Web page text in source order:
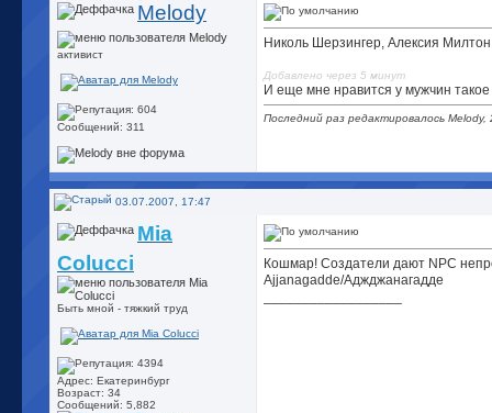
Melody
активист
Сообщений: 311
Николь Шерзингер, Алексия
Добавлено через 5 минут
И еще мне нравится у мужчин
Последний раз редактировалось
03.07.2007, 17:47
Mia
Colucci
Быть мной - тяжкий труд
Адрес: Екатеринбург
Возраст: 34
Сообщений: 5,882
Кошмар! Создатели дают NPC
Ajjanagadde/Аджджанагадде